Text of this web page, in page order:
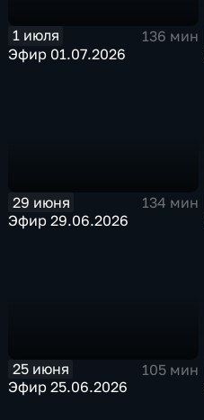
1 июля
136 мин
Эфир 01.07.2026
29 июня
134 мин
Эфир 29.06.2026
25 июня
105 мин
Эфир 25.06.2026